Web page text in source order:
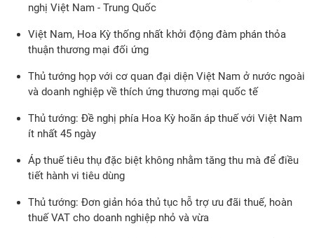
nghị Việt Nam - Trung Quốc
Việt Nam, Hoa Kỳ thống nhất khởi động đàm phán thỏa
thuận thương mại đối ứng
Thủ tướng họp với cơ quan đại diện Việt Nam ở nước ngoài
và doanh nghiệp về thích ứng thương mại quốc tế
Thủ tướng: Đề nghị phía Hoa Kỳ hoãn áp thuế với Việt Nam
ít nhất 45 ngày
Áp thuế tiêu thụ đặc biệt không nhằm tăng thu mà để điều
tiết hành vi tiêu dùng
Thủ tướng: Đơn giản hóa thủ tục hỗ trợ ưu đãi thuế, hoàn
thuế VAT cho doanh nghiệp nhỏ và vừa